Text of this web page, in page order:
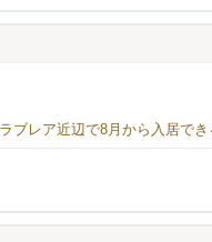
ブレア近辺で8月から入居でき